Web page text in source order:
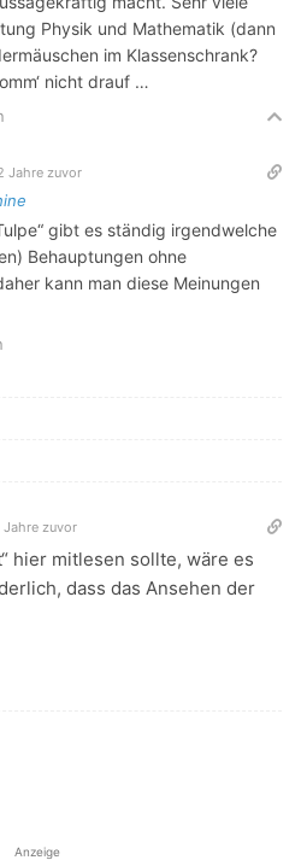
Physik und Mathematik (dann
im Klassenschrank?
nicht drauf …
Jahre zuvor
gibt es ständig irgendwelche
Behauptungen ohne
kann man diese Meinungen
Jahre zuvor
hier mitlesen sollte, wäre es
dass das Ansehen der
Anzeige